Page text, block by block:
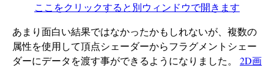
ここをクリックすると別ウィンドウで開きます
あまり面白い結果ではなかったかもしれないが、複数の
属性を使用して頂点シェーダーからフラグメントシェー
ダーにデータを渡す事ができるようになりました。 2D画